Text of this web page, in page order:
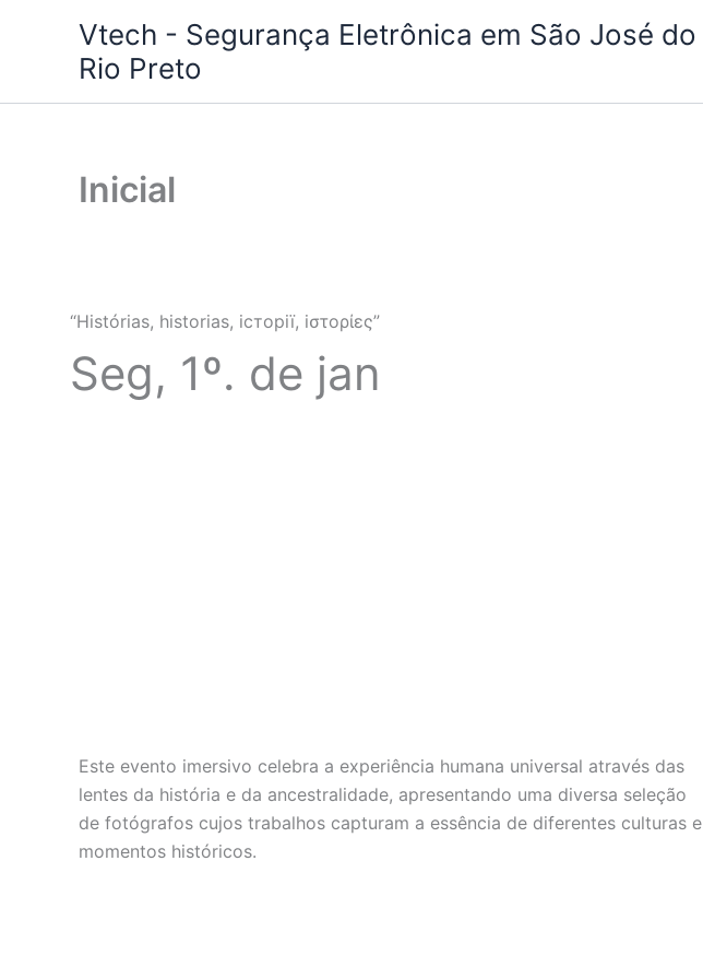
conteúdo
Vtech - Segurança Eletrônica em São José do
Rio Preto
Inicial
“Histórias, historias, iсторії, iστορίες”
Seg, 1º. de jan
Este evento imersivo celebra a experiência humana universal através das
lentes da história e da ancestralidade, apresentando uma diversa seleção
de fotógrafos cujos trabalhos capturam a essência de diferentes culturas e
momentos históricos.